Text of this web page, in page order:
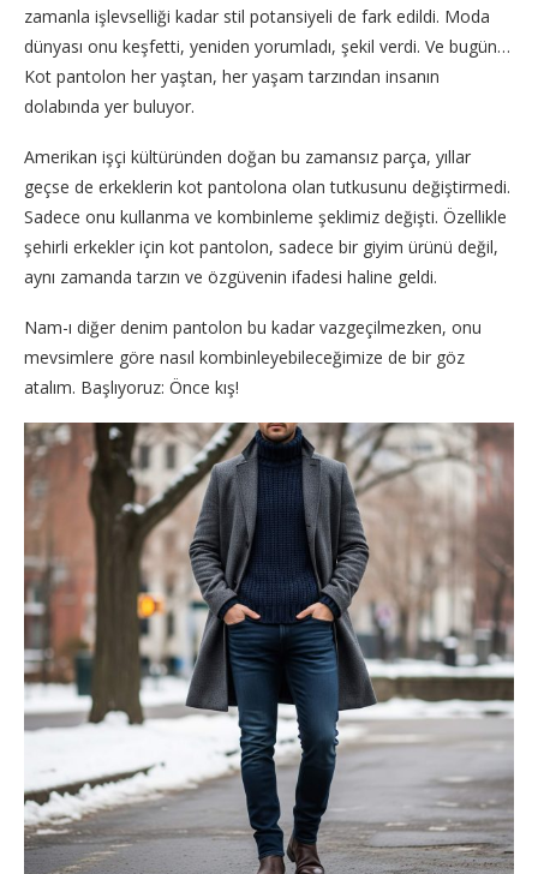
zamanla işlevselliği kadar stil potansiyeli de fark edildi. Moda
dünyası onu keşfetti, yeniden yorumladı, şekil verdi. Ve bugün…
Kot pantolon her yaştan, her yaşam tarzından insanın
dolabında yer buluyor.
Amerikan işçi kültüründen doğan bu zamansız parça, yıllar
geçse de erkeklerin kot pantolona olan tutkusunu değiştirmedi.
Sadece onu kullanma ve kombinleme şeklimiz değişti. Özellikle
şehirli erkekler için kot pantolon, sadece bir giyim ürünü değil,
aynı zamanda tarzın ve özgüvenin ifadesi haline geldi.
Nam-ı diğer denim pantolon bu kadar vazgeçilmezken, onu
mevsimlere göre nasıl kombinleyebileceğimize de bir göz
atalım. Başlıyoruz: Önce kış!